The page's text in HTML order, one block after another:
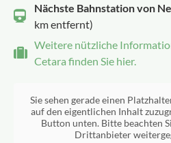
Nächste Bahnstation von
km entfernt)
Weitere nützliche
Cetara finden Sie hier.
Sie sehen gerade einen
auf den eigentlichen Inhalt
Button unten. Bitte beachten
Drittanbieter